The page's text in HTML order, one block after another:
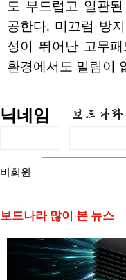
도 부드럽고 일관
공한다. 미끄럼 방
성이 뛰어난 고무
환경에서도 밀림이
닉네임
비회원
보드나라 많이 본 뉴스